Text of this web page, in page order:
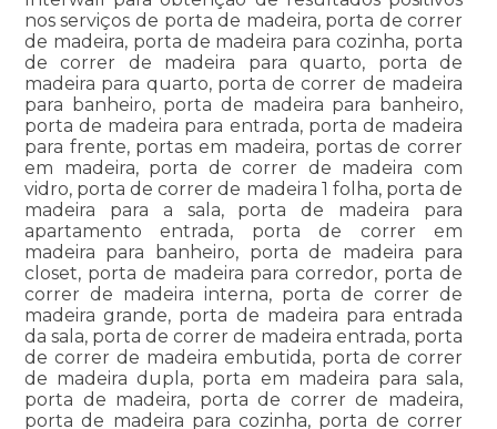
nos serviços de porta de madeira, porta de correr
de madeira, porta de madeira para cozinha, porta
de correr de madeira para quarto, porta de
madeira para quarto, porta de correr de madeira
para banheiro, porta de madeira para banheiro,
porta de madeira para entrada, porta de madeira
para frente, portas em madeira, portas de correr
em madeira, porta de correr de madeira com
vidro, porta de correr de madeira 1 folha, porta de
madeira para a sala, porta de madeira para
apartamento entrada, porta de correr em
madeira para banheiro, porta de madeira para
closet, porta de madeira para corredor, porta de
correr de madeira interna, porta de correr de
madeira grande, porta de madeira para entrada
da sala, porta de correr de madeira entrada, porta
de correr de madeira embutida, porta de correr
de madeira dupla, porta em madeira para sala,
porta de madeira, porta de correr de madeira,
porta de madeira para cozinha, porta de correr